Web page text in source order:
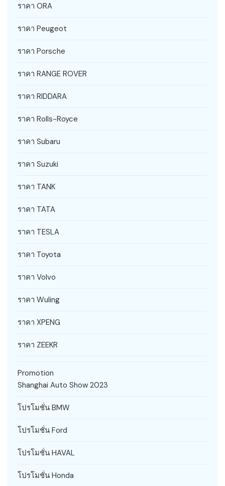
ราคา ORA
ราคา Peugeot
ราคา Porsche
ราคา RANGE ROVER
ราคา RIDDARA
ราคา Rolls-Royce
ราคา Subaru
ราคา Suzuki
ราคา TANK
ราคา TATA
ราคา TESLA
ราคา Toyota
ราคา Volvo
ราคา Wuling
ราคา XPENG
ราคา ZEEKR
Promotion
Shanghai Auto Show 2023
โปรโมชั่น BMW
โปรโมชั่น Ford
โปรโมชั่น HAVAL
โปรโมชั่น Honda